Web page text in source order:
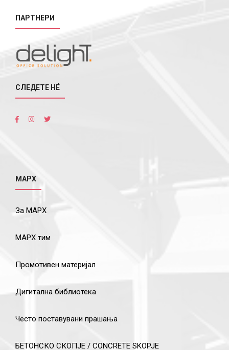
ПАРТНЕРИ
СЛЕДЕТЕ НÉ
МАРХ
За МАРХ
МАРХ тим
Промотивен материјал
Дигитална библиотека
Често поставувани прашања
БЕТОНСКО СКОПЈЕ / CONCRETE SKOPJE